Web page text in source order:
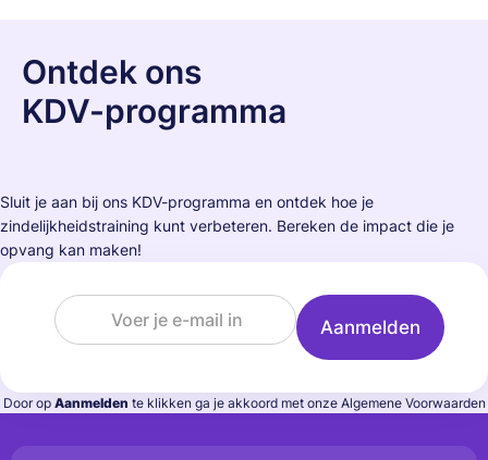
Ontdek ons
KDV-programma
Sluit je aan bij ons KDV-programma en ontdek hoe je
zindelijkheidstraining kunt verbeteren. Bereken de impact die je
opvang kan maken!
Door op Aanmelden te klikken ga je akkoord met onze Algemene Voorwaarden